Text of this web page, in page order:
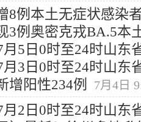
9例 7月7日 9:51
8例本土无症状感染
3例奥密克戎BA.5本
5日0时至24时山东
7月6日 9:25
3日0时至24时山东
4例 7月4日 9:45
增阳性234例 7月4日
2日0时至24时山东